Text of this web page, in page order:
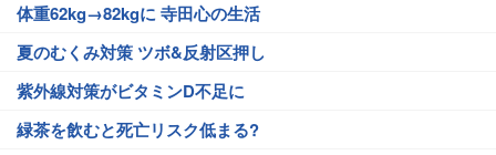
体重62kg→82kgに 寺田心の生活
夏のむくみ対策 ツボ&反射区押し
紫外線対策がビタミンD不足に
緑茶を飲むと死亡リスク低まる?